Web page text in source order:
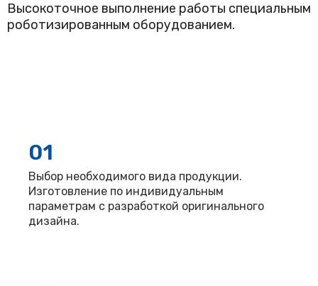
Высокоточное выполнение работы специальным
роботизированным оборудованием.
01
Выбор необходимого вида продукции.
Изготовление по индивидуальным
параметрам с разработкой оригинального
дизайна.